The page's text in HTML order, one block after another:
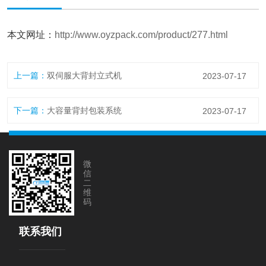
本文网址： http://www.oyzpack.com/product/277.html
上一篇： 双伺服大背封立式机 2023-07-17
下一篇： 大容量背封包装系统 2023-07-17
微
信
二
维
码
联系我们